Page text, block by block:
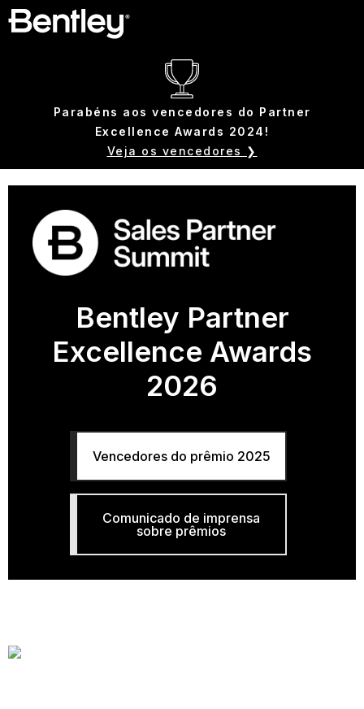
Parabéns aos vencedores do Partner
Excellence Awards 2024!
Veja os vencedores ❯
Bentley Partner
Excellence Awards
2026
Vencedores do prêmio 2025
Comunicado de imprensa
sobre prêmios